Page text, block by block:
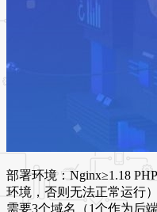
部署环境：Nginx≥1.18
环境，否则无法正常运行
需要3个域名（1个作为后